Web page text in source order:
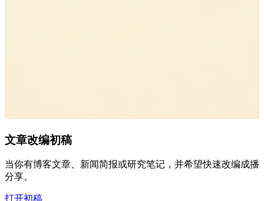
文章改编初稿
当你有博客文章、新闻简报或研究笔记，并希望快速改编成
分享。
打开初稿